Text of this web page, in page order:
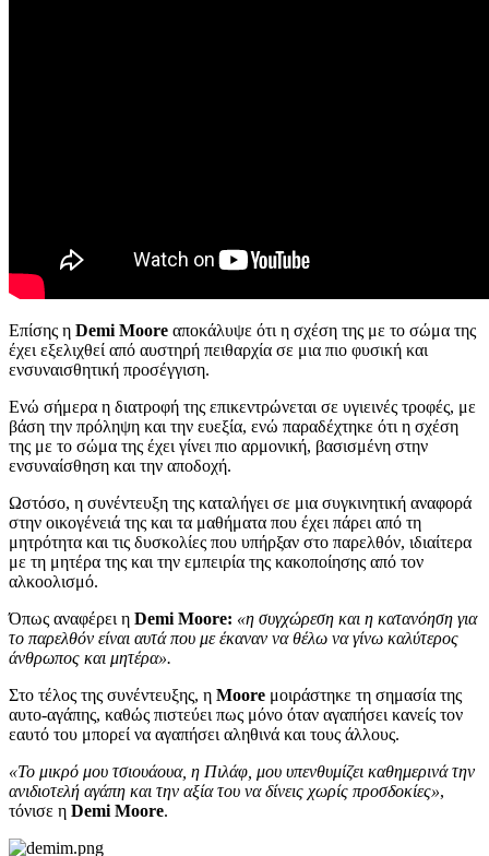
Επίσης η Demi Moore αποκάλυψε ότι η σχέση της με το σώμα της
έχει εξελιχθεί από αυστηρή πειθαρχία σε μια πιο φυσική και
ενσυναισθητική προσέγγιση.
Ενώ σήμερα η διατροφή της επικεντρώνεται σε υγιεινές τροφές, με
βάση την πρόληψη και την ευεξία, ενώ παραδέχτηκε ότι η σχέση
της με το σώμα της έχει γίνει πιο αρμονική, βασισμένη στην
ενσυναίσθηση και την αποδοχή.
Ωστόσο, η συνέντευξη της καταλήγει σε μια συγκινητική αναφορά
στην οικογένειά της και τα μαθήματα που έχει πάρει από τη
μητρότητα και τις δυσκολίες που υπήρξαν στο παρελθόν, ιδιαίτερα
με τη μητέρα της και την εμπειρία της κακοποίησης από τον
αλκοολισμό.
Όπως αναφέρει η Demi Moore: «η συγχώρεση και η κατανόηση για
το παρελθόν είναι αυτά που με έκαναν να θέλω να γίνω καλύτερος
άνθρωπος και μητέρα».
Στο τέλος της συνέντευξης, η Moore μοιράστηκε τη σημασία της
αυτο-αγάπης, καθώς πιστεύει πως μόνο όταν αγαπήσει κανείς τον
εαυτό του μπορεί να αγαπήσει αληθινά και τους άλλους.
«To μικρό μου τσιουάουα, η Πιλάφ, μου υπενθυμίζει καθημερινά την
ανιδιοτελή αγάπη και την αξία του να δίνεις χωρίς προσδοκίες»,
τόνισε η Demi Moore.